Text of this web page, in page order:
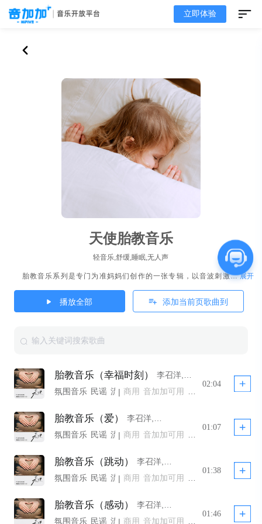
立即体验
天使胎教音乐
轻音乐,舒缓,睡眠,无人声
胎教音乐系列是专门为准妈妈们创作的一张专辑，以音波刺激胎儿听觉器官的神经功能，刺激胎儿的脑部成长。可为出生后的孩子培养音乐爱好，并为开发孩子的想象力打下基础 展开
播放全部 添加当前页歌曲到
胎教音乐（幸福时刻）
氛围音乐 民谣 流行 电子 古典 轻音乐 舒缓 睡眠
| 商用 音加加可用
全球剪辑工具商用 YTB不拦截
公播
02:04
胎教音乐（爱）
氛围音乐 民谣 流行 电子 古典 轻音乐 舒缓 睡眠
| 商用 音加加可用
全球剪辑工具商用 YTB不拦截
公播
01:07
胎教音乐（跳动）
氛围音乐 民谣 流行 电子 古典 轻音乐 舒缓 睡眠
| 商用 音加加可用
全球剪辑工具商用 YTB不拦截
公播
01:38
胎教音乐（感动）
氛围音乐 民谣 流行 电子 古典 轻音乐 舒缓 睡眠
| 商用 音加加可用
01:46